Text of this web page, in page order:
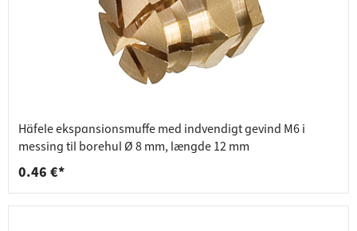
Häfele ekspansionsmuffe med indvendigt gevind M6 i
messing til borehul Ø 8 mm, længde 12 mm
0.46 €*